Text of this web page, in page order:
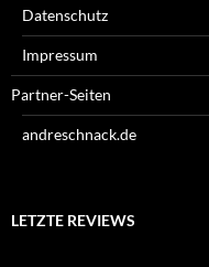
Datenschutz
Impressum
Partner-Seiten
andreschnack.de
LETZTE REVIEWS